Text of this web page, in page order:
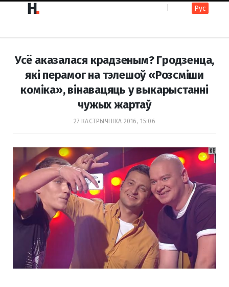
a
b
r
Рус
Усё аказалася крадзеным? Гродзенца,
які перамог на тэлешоў «Розсміши
коміка», вінавацяць у выкарыстанні
чужых жартаў
27 КАСТРЫЧНІКА 2016, 15:06